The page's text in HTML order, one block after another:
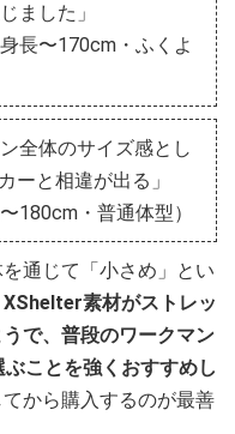
ました」
長〜170cm・ふくよ
全体のサイズ感とし
ーと相違が出る」
180cm・普通体型）
通じて「小さめ」とい
XShelter素材がストレッ
で、普段のワークマン
ことを強くおすすめし
から購入するのが最善